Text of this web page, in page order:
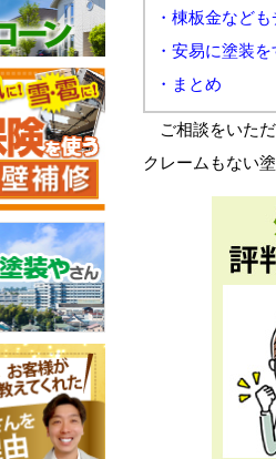
・棟板金など
・安易に塗装
・まとめ
ご相談をいただ
クレームもない塗